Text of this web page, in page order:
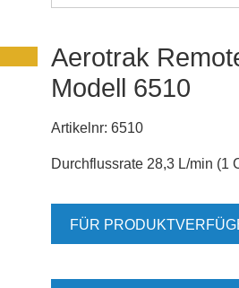
Aerotrak
Modell 6510
Artikelnr: 6510
Durchflussrate 28,3 L/min (1
FÜR